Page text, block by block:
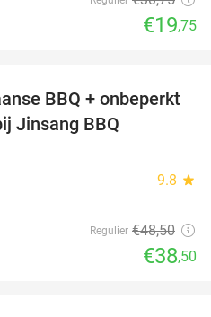
€19,75
21%
BBQ + onbeperkt
Jinsang BBQ
9.8 star
Regulier €48,50
€38,50